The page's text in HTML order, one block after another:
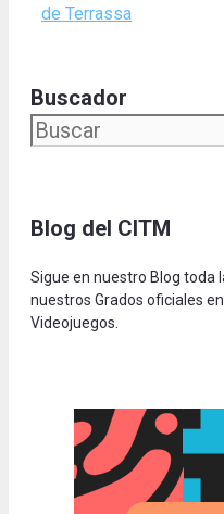
de Terrassa
Buscador
Blog del CITM
Sigue en nuestro Blog toda
nuestros Grados oficiales
Videojuegos.